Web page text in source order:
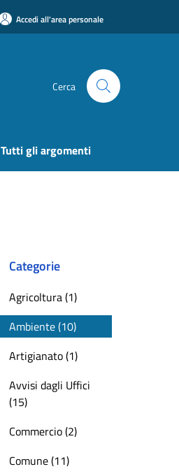
Accedi all'area personale
Cerca
Tutti gli argomenti
Categorie
Agricoltura (1)
Ambiente (10)
Artigianato (1)
Avvisi dagli Uffici
(15)
Commercio (2)
Comune (11)